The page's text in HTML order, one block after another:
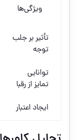
ویژگی‌ها
تأثیر بر جلب
توجه
توانایی
تمایز از رقبا
ایجاد اعتبار